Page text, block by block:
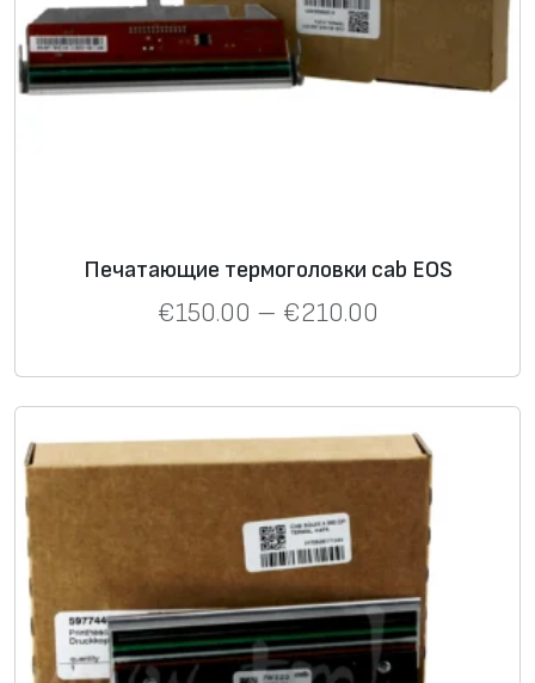
Печатающие термоголовки cab EOS
€150.00 – €210.00